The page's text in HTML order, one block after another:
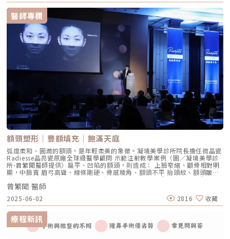
G動28治療室。圖/賦真妍診所提供診所成立的初期，賦真妍診所就為了許
多女性尤其產後族群的需求，引進來自英國的盆底肌肉鍛鍊儀器，並為此專
門打造了一間專屬的EMSELLA G動28治療室，在經歷了一波波的疫情之
後，全球關注健康與熱愛運動的民眾越來越多，並期望透過上健身房重量訓
練鍛鍊肌肉線條，增肌減脂，雕塑體態。小編最愛的妮可基嫚、珍妮佛羅培
茲、志玲姊姊等，各個都是外表既美麗、曲線又緊實的超級大美女。「你總
不能臉看起來像30歲，脖子以下像50歲的歐巴桑吧！」從健康的角度來
看，一般人30歲開始肌肉量快速流失，尤其是久坐不動的上班族、沒有運動
習慣的中壯年等，肌肉量都會流失，導致肌耐力不足，精神也會明顯萎靡頹
廢，如果不抽出時間來運動，問題會更嚴重。但不管是重訓、仰臥起坐等，
如果運動長度不夠，很難練出成效。針對這一波體雕的趨勢，業界推出了一
款號稱懶人健身法的設備：EMSCULPT NEO熱磁減脂。這種雕塑曲線的不
流汗運動，除了可以雕塑局部線條，鍛鍊肌耐力之外同時能達到減少脂肪量
及緊實的效果，陳建名院長表示約4-8堂療程就會有感。泡芙族不怕！
EMSCULPT NEO精準雕琢妳的美想要有效減脂增肌，若運動量不夠，很難
達到效果。尤其久坐不動的上班族，很容易肌肉量不足，陳建名院長認為科
技健身，將是未來的趨勢之一。圖/賦真妍診所提供陳建名院長表示，
EMSCULPT NEO就是很好的科技健身及體雕方式，依不同族群的痛點來
看，對內餡很「油」的泡芙族來說，比起冷凍溶脂、鳳凰電波，EMSCULPT
NEO除了RF減脂電波能消除脂肪細胞外，專利HIFEM磁能更夠刺激肌肉纖維
達到超極限收縮，進而達到鍛鍊肌肉、快速消耗能量與減少脂肪細胞的效
果。對上班族及媽媽族群來說，不管是肌力流失、肌肉萎縮，EMSCULPT
NEO皆能強化局部肌肉的雕塑；有的媽媽生完小孩後，腹直肌分離，肚皮變
得鬆垮，做了熱磁減脂療程後，明顯感受肚子變緊實，且在練核心肌群的同
時，一併消除內臟脂肪。講求精準治療的賦真妍診所院長陳建名醫師，在
EMSCULPT NEO療程前會透過超音波設備評估客人的脂肪及肌肉分佈位
置，並給予合適的能量及參數。 圖/賦真妍診所提供賦真妍講求精準治療，
所以在EMSCULPT NEO療程開始之前會先透過超音波檢查，觀察脂肪及肌
肉的分佈，再給予合適的能量及參數調整「用科技的方式健身，可以更精
準！」EMSCULPT NEO是一種非侵入性體雕療程，透過RF減脂電波加上專
利的HIFEM+技術，可以讓脂肪細胞凋亡，緊實線條，體圍減少。這個療程
也隨著年底派對活動的增加，許多民眾希望能穿著較貼身的衣服展露身材曲
線，讓小編很難想像的是，秋冬竟也是熱磁減脂療程的旺季呢！來自客戶的
的禿頭成因與表現也有所不同，了解禿頭的根本原因，有助於選擇合適的改
善方式。常見禿頭的主要原因1. 遺傳性禿頭（雄性禿/女性型禿髮）遺傳性
禿頭，又稱為雄性禿，是最常見的禿頭類型，主要與 基因與荷爾蒙 相關。
男性：通常從額角與頭頂開始逐漸後退，形成「M型禿」或「地中海禿」。
女性：較少出現額角後退，而是整體變稀疏，頭皮變得明顯。這類禿頭與二
氫睪固酮（DHT）有關，DHT會縮短毛囊生長週期，使頭髮變細、變短，最
終導致毛囊萎縮。2. 壓力與精神因素壓力過大容易引起 壓力型掉髮，通常
表現為短時間內大量掉髮。 壓力來源：工作壓力、情緒緊張、失眠、焦慮
等。 機制：壓力會促使毛囊提早進入休止期，導致掉髮增加。 特徵：通常
掉髮範圍較均勻，減少壓力後有機會恢復。3. 營養不良與飲食習慣頭髮生長
需要 蛋白質、鐵、鋅、維生素B群 等多種營養素，缺乏這些營養會導致髮
質變差、掉髮增加。 常見營養缺乏影響： 缺鐵：導致頭髮變細、掉髮增加
（常見於女性貧血者）。 蛋白質不足：影響角蛋白生成，使髮絲脆弱易
端飲食可能造成掉髮。 4. 荷爾蒙變化荷爾蒙變化會影響頭髮生長，例如：-
懷孕與生產後掉髮：因雌激素變化，部分女性產後會經歷短暫性掉髮。-甲
狀腺功能異常：甲狀腺素過多或過少都可能影響毛髮生長。-更年期：雌激
素下降可能導致女性髮量變稀疏。5. 頭皮問題與疾病維持健康的頭皮狀態有
助於頭髮生長，但某些疾病可能引發禿頭問題。-脂溢性皮炎：油脂分泌異
常，導致頭皮發炎、毛囊堵塞。-頭癬：真菌感染造成局部禿髮，常見於兒
童。-圓禿（Alopecia Areata）：免疫系統錯誤攻擊毛囊，造成圓形禿斑。
6. 過度美髮與不當保養過度燙染、長期使用造型產品、過度拉扯頭髮，都可
能導致頭皮受損，增加掉髮風險。-過度清潔：洗頭過於頻繁可能影響頭皮
油脂平衡。-使用刺激性產品：化學成分過強的染劑可能傷害毛囊。如何預
防與改善禿頭？-維持健康飲食：攝取足夠蛋白質、鐵、鋅、維生素B群，確
保毛囊獲得充足養分。-減少壓力：適當運動、規律作息、冥想等方法有助
於舒緩壓力，避免壓力型掉髮。-選擇適合的洗護產品：避免使用過於刺激
的洗髮精，選擇溫和配方來保護頭皮健康。-避免過度美髮處理：盡量減少
燙染次數，避免頻繁使用電捲棒、高溫吹風機。-尋求專業醫療建議：如果
掉髮情況嚴重，建議尋求皮膚科或植髮專家的專業診斷，評估適合的治療方
式，如 口服藥物、外用生髮液、低能量雷射、植髮手術 等。延伸閱讀：紋
髮是什麼？該做紋髮還是植髮好？帶你認識兩者功效有何不同PRP生髮治療
有效嗎？5分鐘瞭解原理、好處及適用族群植髮後還會掉嗎？5個落髮原因、
醫師專欄
額頭塑形｜豐額填充｜飽滿天庭
弧度柔和、圓潤的額頭，是年輕柔美的象徵。凝境美學診所院長擔任微晶瓷
Radiesse晶亮瓷原廠全球級醫學顧問 示範注射教學案例（圖／凝境美學診
所-曾繁聞醫師提供）扁平、凹陷的額頭，則造成： 上臉窄縮、顴骨相對明
顯，中臉寬 眉弓高聳、線條剛硬、骨感稜角、額頭不平 抬頭紋、額頭皺紋
明顯 眉毛、上眼皮失去支撐而下垂 凸眼、腫眼泡的外觀瑞絲朗女神動態玻
尿酸原廠指定凝境美學診所院長示範注射教學案例（圖／凝境美學診所-曾
繁聞醫師提供）額頭扁平凹陷的形成原因： 先天額頭骨骼發育形狀 老化造
成體積流失額頭凹陷的治療方式相對於老化額頭的凹陷、眼眶骨稜角突出，
年輕幼態的額頭是比較圓潤飽滿的，就像小孩子豐滿的額頭曲線。改善額頭
凹陷或扁平後縮，需要以微整形注射、或手術補自體脂肪來增加體積。微整
形填充的材料選擇包括玻尿酸、與膠原蛋白增生劑：台灣美容皮膚科學大會
邀請凝境美學診所曾繁聞院長現場示範注射教學 為台下數百位皮膚科醫師
曾繁聞 醫師
2025-06-02 2816 收藏
療程新訊